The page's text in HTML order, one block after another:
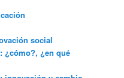
social
¿cómo?, ¿en qué